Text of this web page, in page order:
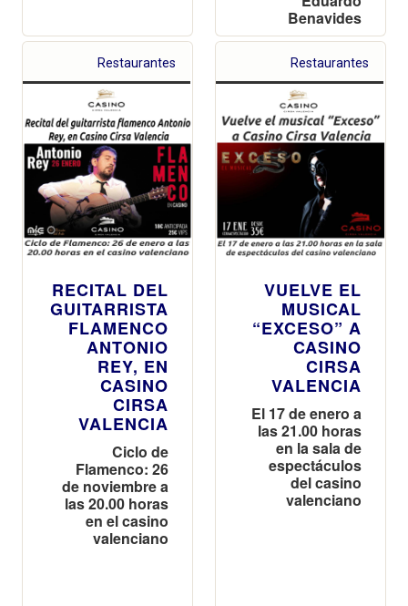
Benavides
Restaurantes
RECITAL DEL
GUITARRISTA
FLAMENCO
ANTONIO
REY, EN
CASINO
CIRSA
VALENCIA
Ciclo de
Flamenco: 26
de noviembre a
las 20.00 horas
en el casino
valenciano
Restaurantes
VUELVE EL
MUSICAL
“EXCESO” A
CASINO
CIRSA
VALENCIA
El 17 de enero a
las 21.00 horas
en la sala de
espectáculos
del casino
valenciano